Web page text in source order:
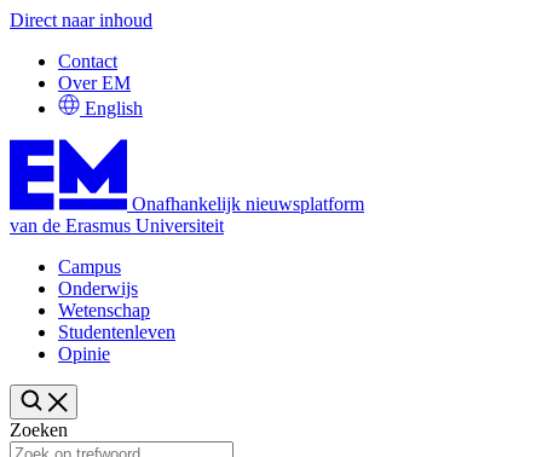
Direct naar inhoud
Contact
Over EM
English
Onafhankelijk nieuwsplatform
van de Erasmus Universiteit
Campus
Onderwijs
Wetenschap
Studentenleven
Opinie
Zoeken